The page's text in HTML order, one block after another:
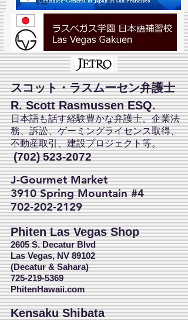
スコット・ラスムーセン弁護士
R. Scott Rasmussen ESQ.
日本語も話す経験豊かな弁護士。企業法
務、訴訟、ゲーミングライセンス取得、
不動産取引、建設プロジェクト等。
(702) 523-2072
J-Gourmet Market
3910 Spring Mountain #4
702-202-2129
Phiten Las Vegas Shop
2605 S. Decatur Blvd
Las Vegas, NV 89102
(Decatur & Sahara)
725-219-5369
PhitenHawaii.com
Kensaku Shibata